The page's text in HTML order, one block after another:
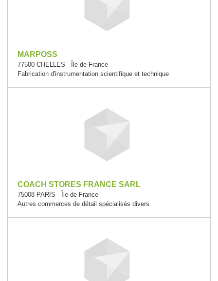
MARPOSS
77500 CHELLES - Île-de-France
Fabrication d'instrumentation scientifique et technique
COACH STORES FRANCE SARL
75008 PARIS - Île-de-France
Autres commerces de détail spécialisés divers